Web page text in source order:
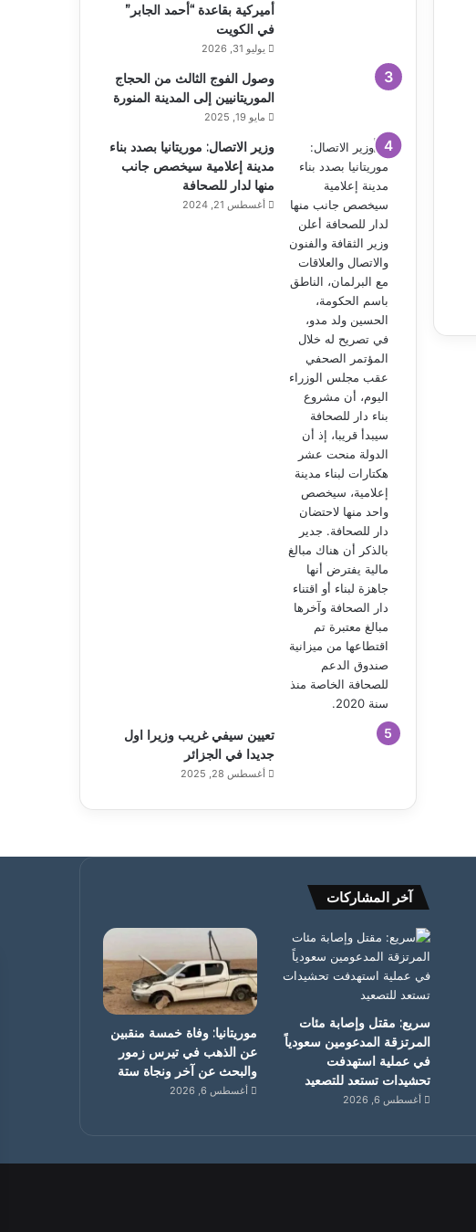
أميركية بقاعدة “أحمد الجابر”
في الكويت
يوليو 31, 2026
وصول الفوج الثالث من الحجاج
الموريتانيين إلى المدينة المنورة
مايو 19, 2025
وزير الاتصال: موريتانيا بصدد بناء
مدينة إعلامية سيخصص جانب
منها لدار للصحافة
أغسطس 21, 2024
تعيين سيفي غريب وزيرا اول
جديدا في الجزائر
أغسطس 28, 2025
آخر المشاركات
سريع: مقتل وإصابة مئات
المرتزقة المدعومين سعودياً
في عملية استهدفت
تحشيدات تستعد للتصعيد
أغسطس 6, 2026
موريتانيا: وفاة خمسة منقبين
عن الذهب في تيرس زمور
والبحث عن آخر ونجاة ستة
أغسطس 6, 2026